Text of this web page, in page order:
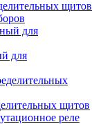
щитов
для
щитов
реле